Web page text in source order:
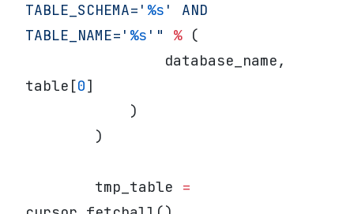
TABLE_SCHEMA=' %s ' AND
TABLE_NAME=' %s '" % (
table[0]
            )
        )
        tmp_table
=